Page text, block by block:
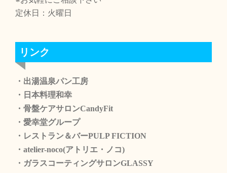
定休日：火曜日
リンク
・出湯温泉パン工房
・日本料理和幸
・骨盤ケアサロンCandyFit
・愛幸堂グループ
・レストラン＆バーPULP FICTION
・atelier-noco(アトリエ・ノコ)
・ガラスコーティングサロンGLASSY